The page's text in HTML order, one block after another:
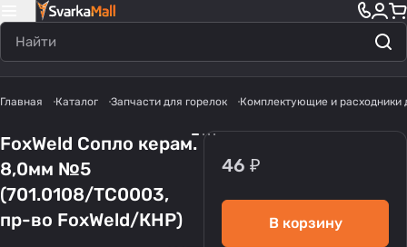
Главная Каталог Запчасти для горелок Комплектующие и расходники
FoxWeld Cопло керам.
8,0мм №5
(701.0108/TC0003,
пр-во FoxWeld/КНР)
46 ₽
В корзину